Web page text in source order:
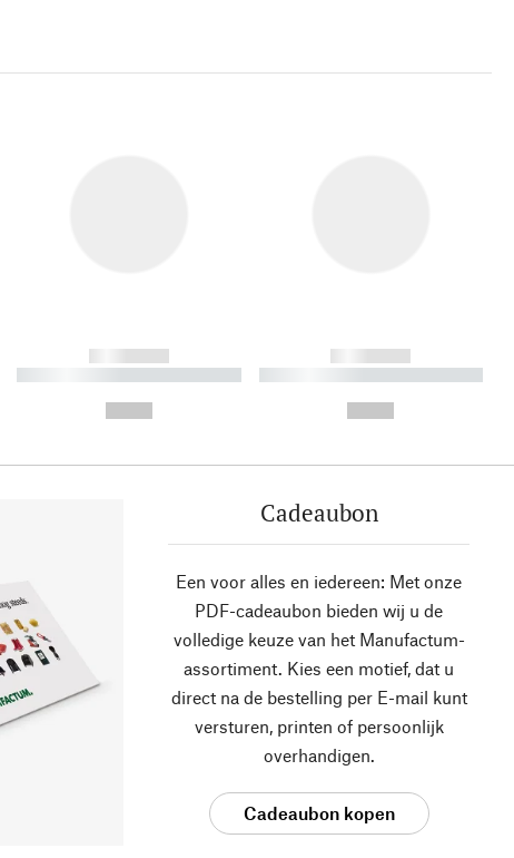
------------
----------- ----------- ----------
------------
----------- ----------- ----------
Cadeaubon
Een voor alles en iedereen: Met onze
PDF-cadeaubon bieden wij u de
volledige keuze van het Manufactum-
assortiment. Kies een motief, dat u
direct na de bestelling per E-mail kunt
versturen, printen of persoonlijk
overhandigen.
Cadeaubon kopen